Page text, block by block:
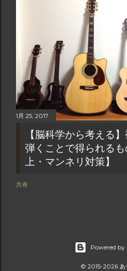
1月 25, 2017
【脳科学から考える
弾くことで得られる
上・マンネリ対策】
共有
Powered by
© 2015-2026 あ